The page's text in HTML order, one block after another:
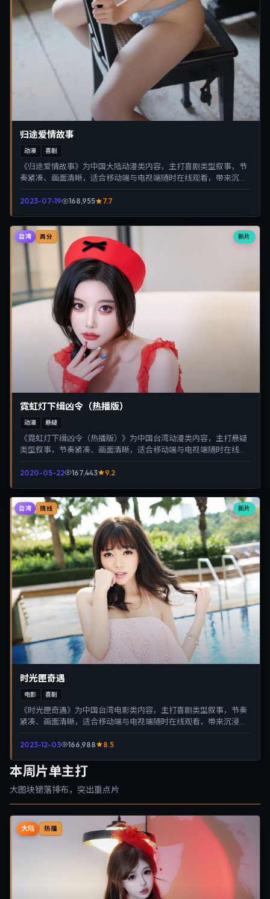
归途爱情故事
动漫 喜剧
《归途爱情故事》为中国大陆动漫类内容，主打喜剧类型叙事，节
奏紧凑、画面清晰，适合移动端与电视端随时在线观看，带来沉浸
2023-07-19 168,955 7.7
新片
台湾 高分
霓虹灯下缉凶令（热播版）
动漫 悬疑
《霓虹灯下缉凶令（热播版）》为中国台湾动漫类内容，主打悬疑
类型叙事，节奏紧凑、画面清晰，适合移动端与电视端随时在线观
2020-05-22 167,443 9.2
新片
台湾 院线
时光匣奇遇
电影 喜剧
《时光匣奇遇》为中国台湾电影类内容，主打喜剧类型叙事，节奏
紧凑、画面清晰，适合移动端与电视端随时在线观看，带来沉浸式
2023-12-03 166,988 8.5
本周片单主打
大图块错落排布，突出重点片
大陆 热播